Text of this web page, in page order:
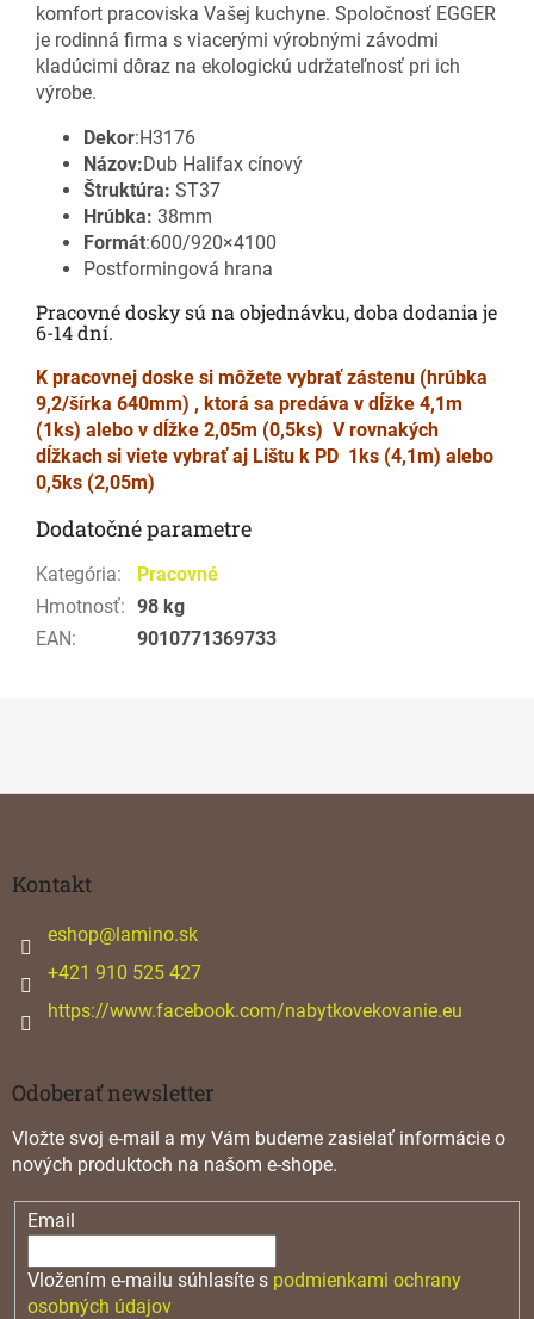
komfort pracoviska Vašej kuchyne. Spoločnosť EGGER
je rodinná firma s viacerými výrobnými závodmi
kladúcimi dôraz na ekologickú udržateľnosť pri ich
výrobe.
Dekor:H3176
Názov:Dub Halifax cínový
Štruktúra: ST37
Hrúbka: 38mm
Formát:600/920×4100
Postformingová hrana
Pracovné dosky sú na objednávku, doba dodania je
6-14 dní.
K pracovnej doske si môžete vybrať zástenu (hrúbka
9,2/šírka 640mm) , ktorá sa predáva v dĺžke 4,1m
(1ks) alebo v dĺžke 2,05m (0,5ks) V rovnakých
dĺžkach si viete vybrať aj Lištu k PD 1ks (4,1m) alebo
0,5ks (2,05m)
Dodatočné parametre
Kategória:
Pracovné
Hmotnosť: 98 kg
EAN: 9010771369733
Kontakt
eshop@lamino.sk
+421 910 525 427
https://www.facebook.com/nabytkovekovanie.eu
Odoberať newsletter
Vložte svoj e-mail a my Vám budeme zasielať informácie o
nových produktoch na našom e-shope.
Email
Vložením e-mailu súhlasíte s podmienkami ochrany
osobných údajov